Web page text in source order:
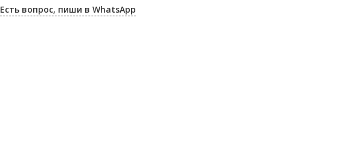
Есть вопрос, пиши в WhatsApp